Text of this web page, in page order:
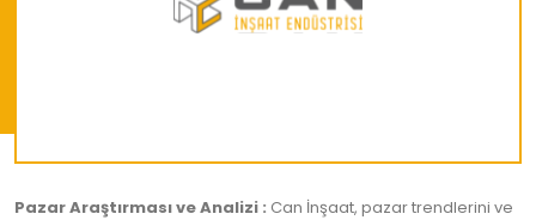
Pazar Araştırması ve Analizi : Can İnşaat, pazar trendlerini ve